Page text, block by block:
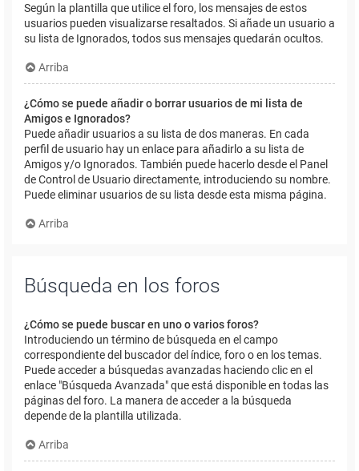
Según la plantilla que utilice el foro, los mensajes de estos
usuarios pueden visualizarse resaltados. Si añade un usuario a
su lista de Ignorados, todos sus mensajes quedarán ocultos.
Arriba
¿Cómo se puede añadir o borrar usuarios de mi lista de
Amigos e Ignorados?
Puede añadir usuarios a su lista de dos maneras. En cada
perfil de usuario hay un enlace para añadirlo a su lista de
Amigos y/o Ignorados. También puede hacerlo desde el Panel
de Control de Usuario directamente, introduciendo su nombre.
Puede eliminar usuarios de su lista desde esta misma página.
Arriba
Búsqueda en los foros
¿Cómo se puede buscar en uno o varios foros?
Introduciendo un término de búsqueda en el campo
correspondiente del buscador del índice, foro o en los temas.
Puede acceder a búsquedas avanzadas haciendo clic en el
enlace "Búsqueda Avanzada" que está disponible en todas las
páginas del foro. La manera de acceder a la búsqueda
depende de la plantilla utilizada.
Arriba